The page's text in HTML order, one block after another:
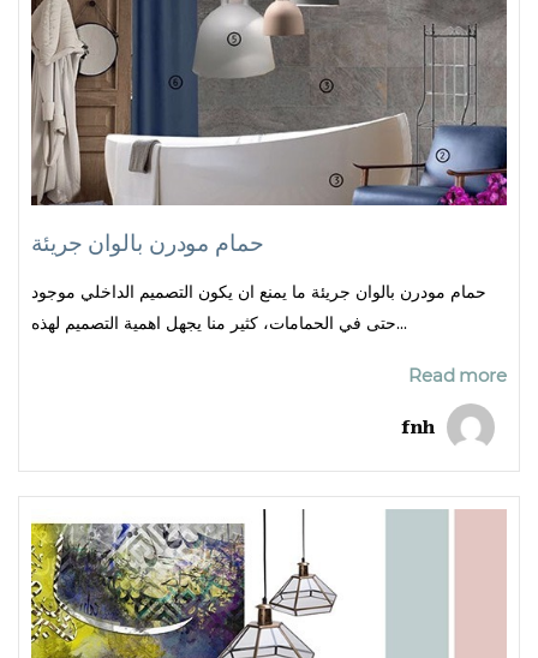
حمام مودرن بالوان جريئة
حمام مودرن بالوان جريئة ما يمنع ان يكون التصميم الداخلي موجود
حتى في الحمامات، كثير منا يجهل اهمية التصميم لهذه...
Read more
fnh